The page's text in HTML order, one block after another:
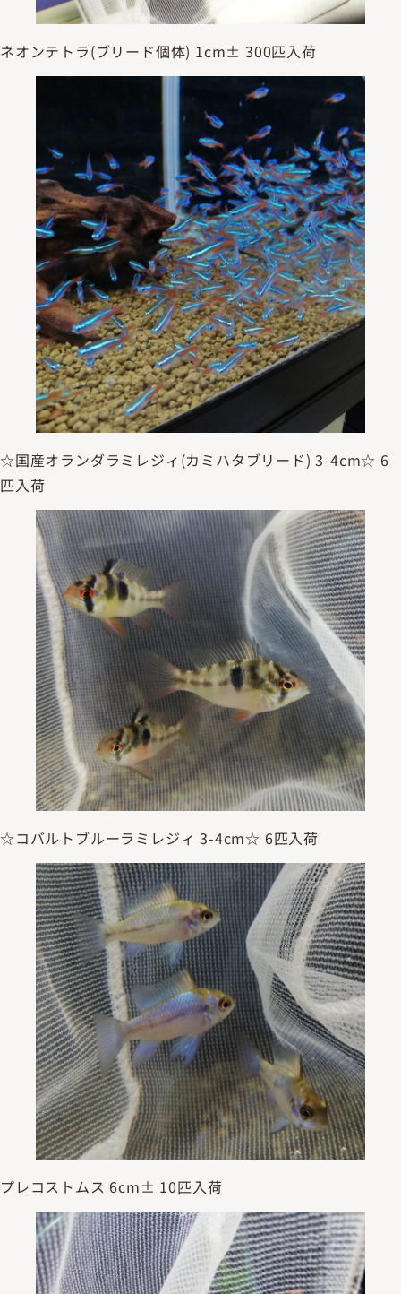
ネオンテトラ(ブリード個体) 1cm± 300匹入荷
☆国産オランダラミレジィ(カミハタブリード) 3-4cm☆ 6
匹入荷
☆コバルトブルーラミレジィ 3-4cm☆ 6匹入荷
プレコストムス 6cm± 10匹入荷